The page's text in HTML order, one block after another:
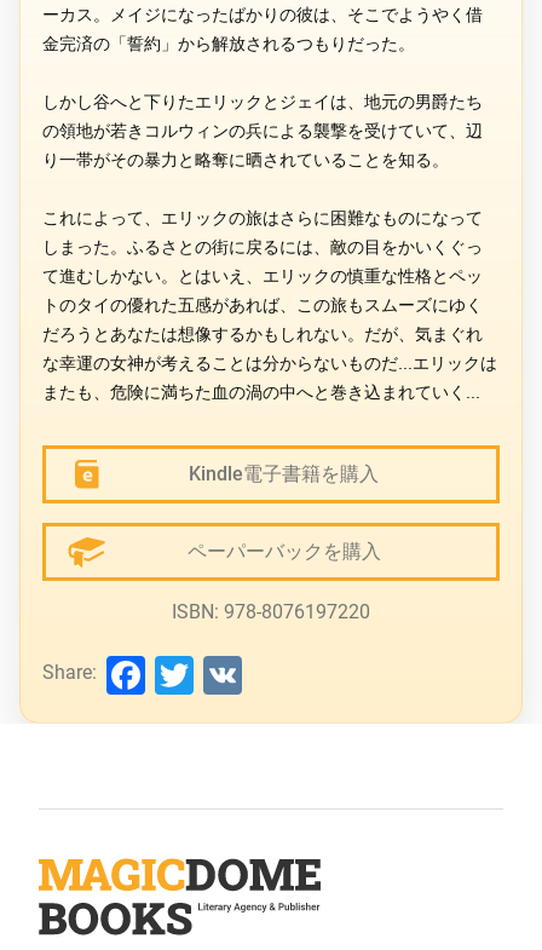
ーカス。メイジになったばかりの彼は、そこでようやく借
金完済の「誓約」から解放されるつもりだった。
しかし谷へと下りたエリックとジェイは、地元の男爵たち
の領地が若きコルウィンの兵による襲撃を受けていて、辺
り一帯がその暴力と略奪に晒されていることを知る。
これによって、エリックの旅はさらに困難なものになって
しまった。ふるさとの街に戻るには、敵の目をかいくぐっ
て進むしかない。とはいえ、エリックの慎重な性格とペッ
トのタイの優れた五感があれば、この旅もスムーズにゆく
だろうとあなたは想像するかもしれない。だが、気まぐれ
な幸運の女神が考えることは分からないものだ...エリックは
またも、危険に満ちた血の渦の中へと巻き込まれていく...
Kindle電子書籍を購入
ペーパーバックを購入
ISBN: 978-8076197220
Share: Facebook
Twitter